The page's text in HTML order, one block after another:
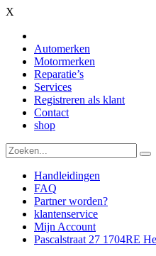
X
Automerken
Motormerken
Reparatie’s
Services
Registreren als klant
Contact
shop
Handleidingen
FAQ
Partner worden?
klantenservice
Mijn Account
Pascalstraat 27 1704RE